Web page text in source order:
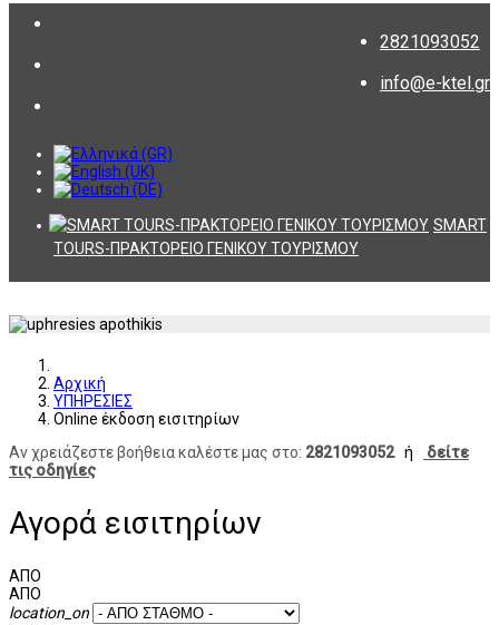
2821093052
info@e-ktel.gr
SMART
TOURS-ΠΡΑΚΤΟΡΕΙΟ ΓΕΝΙΚΟΥ ΤΟΥΡΙΣΜΟΥ
Αρχική
ΥΠΗΡΕΣΙΕΣ
Online έκδοση εισιτηρίων
Αν χρειάζεστε βοήθεια καλέστε μας στο: 2821093052ή
δείτε
τις οδηγίες
Αγορά εισιτηρίων
ΑΠΟ
ΑΠΟ
location_on